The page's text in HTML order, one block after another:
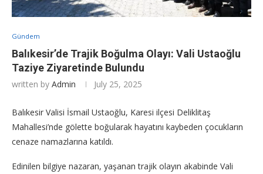
Gündem
Balıkesir’de Trajik Boğulma Olayı: Vali Ustaoğlu
Taziye Ziyaretinde Bulundu
written by Admin July 25, 2025
Balıkesir Valisi İsmail Ustaoğlu, Karesi ilçesi Deliklitaş
Mahallesi’nde gölette boğularak hayatını kaybeden çocukların
cenaze namazlarına katıldı.
Edinilen bilgiye nazaran, yaşanan trajik olayın akabinde Vali